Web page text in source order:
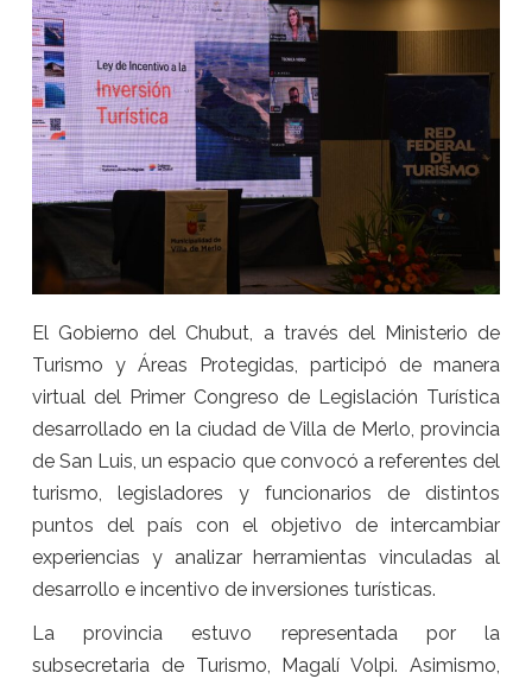
El Gobierno del Chubut, a través del Ministerio de
Turismo y Áreas Protegidas, participó de manera
virtual del Primer Congreso de Legislación Turística
desarrollado en la ciudad de Villa de Merlo, provincia
de San Luis, un espacio que convocó a referentes del
turismo, legisladores y funcionarios de distintos
puntos del país con el objetivo de intercambiar
experiencias y analizar herramientas vinculadas al
desarrollo e incentivo de inversiones turísticas.
La provincia estuvo representada por la
subsecretaria de Turismo, Magalí Volpi. Asimismo,